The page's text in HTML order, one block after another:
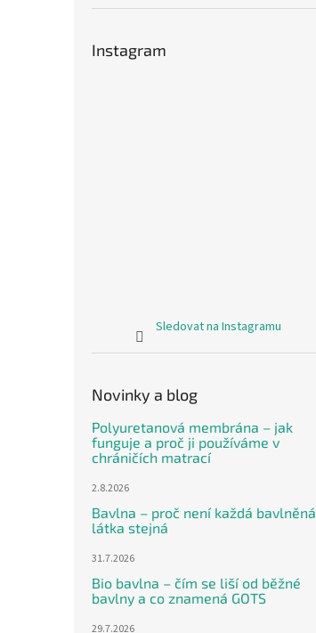
Instagram
Sledovat na Instagramu
Novinky a blog
Polyuretanová membrána – jak
funguje a proč ji používáme v
chráničích matrací
2.8.2026
Bavlna – proč není každá bavlněná
látka stejná
31.7.2026
Bio bavlna – čím se liší od běžné
bavlny a co znamená GOTS
29.7.2026